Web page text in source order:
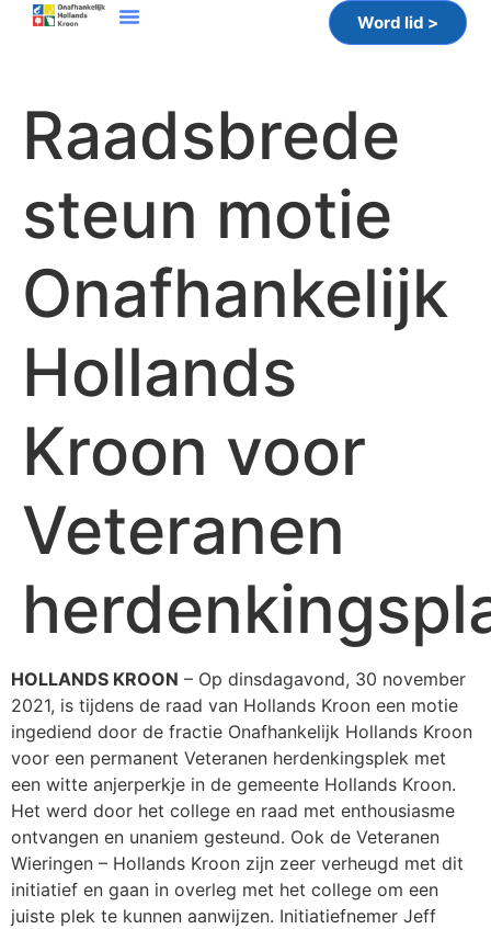
Word lid >
Raadsbrede
steun motie
Onafhankelijk
Hollands
Kroon voor
Veteranen
HOLLANDS KROON – Op dinsdagavond, 30 november
2021, is tijdens de raad van Hollands Kroon een motie
ingediend door de fractie Onafhankelijk Hollands Kroon
voor een permanent Veteranen herdenkingsplek met
een witte anjerperkje in de gemeente Hollands Kroon.
Het werd door het college en raad met enthousiasme
ontvangen en unaniem gesteund. Ook de Veteranen
Wieringen – Hollands Kroon zijn zeer verheugd met dit
initiatief en gaan in overleg met het college om een
juiste plek te kunnen aanwijzen. Initiatiefnemer Jeff